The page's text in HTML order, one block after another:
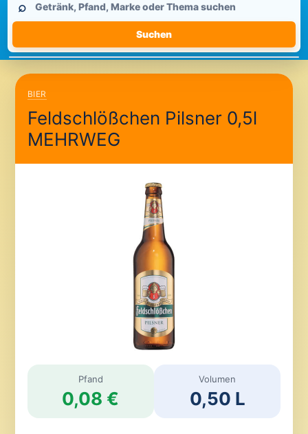
durchsuchen
⌕
Suchen
BIER
Feldschlößchen Pilsner 0,5l
MEHRWEG
Pfand
0,08 €
Volumen
0,50 L